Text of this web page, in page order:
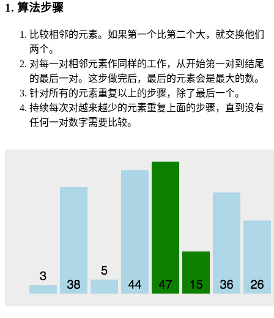
1. 算法步骤
比较相邻的元素。如果第一个比第二个大，就交换他们
两个。
对每一对相邻元素作同样的工作，从开始第一对到结尾
的最后一对。这步做完后，最后的元素会是最大的数。
针对所有的元素重复以上的步骤，除了最后一个。
持续每次对越来越少的元素重复上面的步骤，直到没有
任何一对数字需要比较。